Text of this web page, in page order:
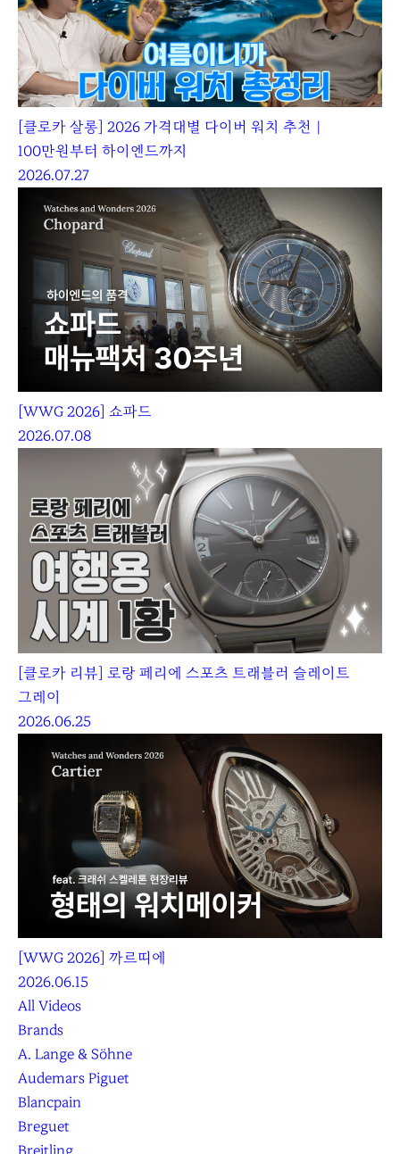
[클로카 살롱] 2026 가격대별 다이버 워치 추천｜
100만원부터 하이엔드까지
2026.07.27
[WWG 2026] 쇼파드
2026.07.08
[클로카 리뷰] 로랑 페리에 스포츠 트래블러 슬레이트
그레이
2026.06.25
[WWG 2026] 까르띠에
2026.06.15
All Videos
Brands
A. Lange & Söhne
Audemars Piguet
Blancpain
Breguet